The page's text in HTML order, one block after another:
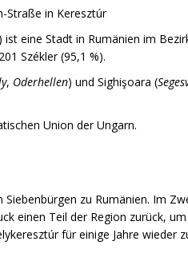
Straße in Keresztúr
) ist eine Stadt in Rumänien im
Székler (95,1 %).
, Oderhellen) und Sighişoara (
Union der Ungarn.
zu Rumänien. Im
einen Teil der Region zurück,
für einige Jahre wieder